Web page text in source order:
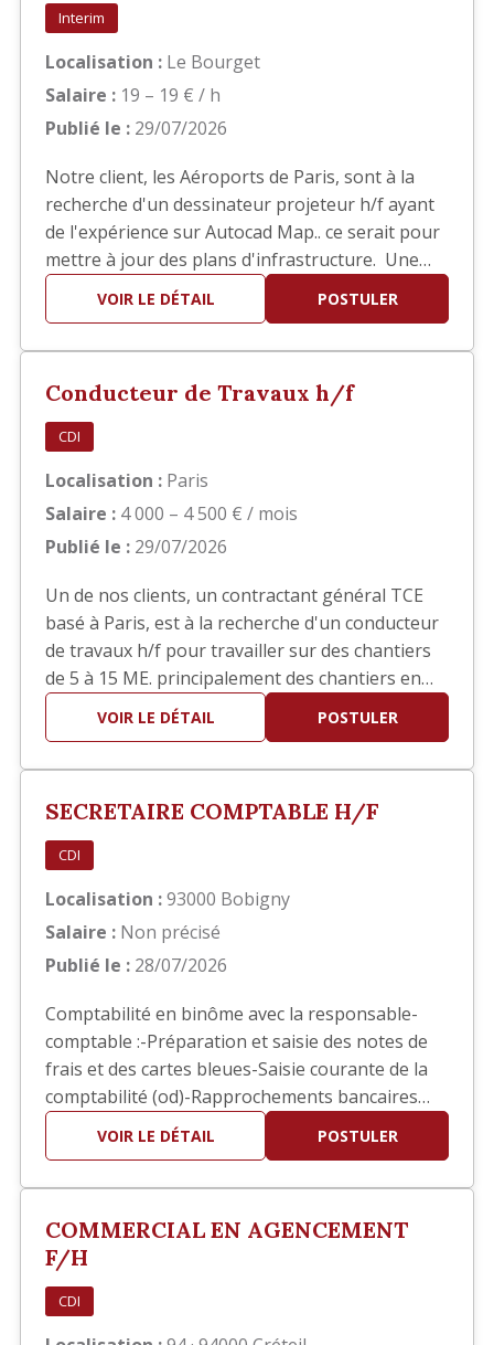
Interim
Localisation : Le Bourget
Salaire : 19 – 19 € / h
Publié le : 29/07/2026
Notre client, les Aéroports de Paris, sont à la
recherche d'un dessinateur projeteur h/f ayant
de l'expérience sur Autocad Map.. ce serait pour
mettre à jour des plans d'infrastructure. Une
bonne connaissance des SIG est demandée. Il
s'agit d'une mission d'intérim de 6 mois basée
VOIR LE DÉTAIL POSTULER
Conducteur de Travaux h/f
CDI
Localisation : Paris
Salaire : 4 000 – 4 500 € / mois
Publié le : 29/07/2026
Un de nos clients, un contractant général TCE
basé à Paris, est à la recherche d'un conducteur
de travaux h/f pour travailler sur des chantiers
de 5 à 15 ME. principalement des chantiers en
réhabilitation TCE dans le domaine hôtelier ou
sièges sociaux. Poste basé à Paris
VOIR LE DÉTAIL POSTULER
SECRETAIRE COMPTABLE H/F
CDI
Localisation :93000 Bobigny
Salaire : Non précisé
Publié le : 28/07/2026
Comptabilité en binôme avec la responsable-
comptable :-Préparation et saisie des notes de
frais et des cartes bleues-Saisie courante de la
comptabilité (od)-Rapprochements bancaires
ponctuels-Aide pour les situations comptables-
Contrôle et/ou Saisie des pointages des ouvriers
médica…
VOIR LE DÉTAIL POSTULER
COMMERCIAL EN AGENCEMENT
F/H
CDI